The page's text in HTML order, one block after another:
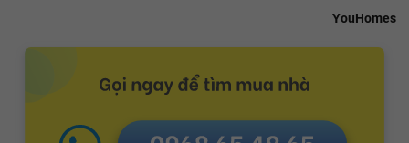
YouHomes